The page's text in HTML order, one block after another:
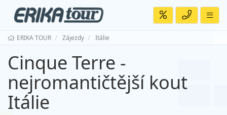
ERIKA TOUR Zájezdy Itálie
Cinque Terre -
nejromantičtější kout
Itálie